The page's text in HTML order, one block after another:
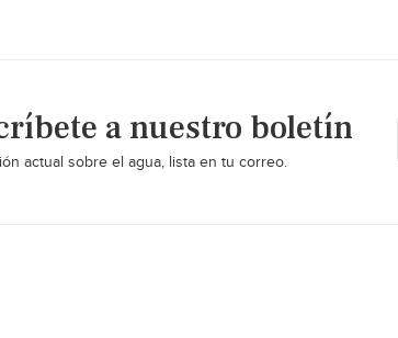
a nuestro boletín
actual sobre el agua, lista en tu correo.